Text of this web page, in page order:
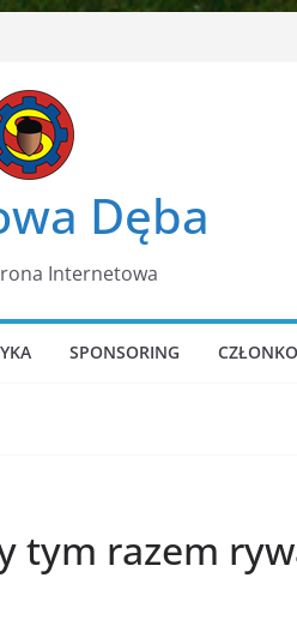
Dęba
Internetowa
SPONSORING
tym razem